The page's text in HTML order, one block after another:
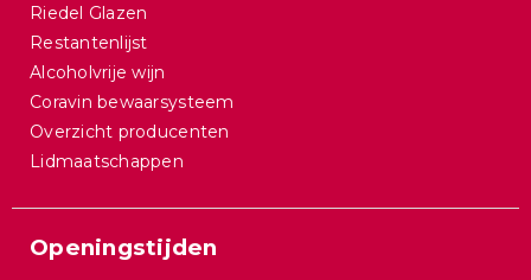
Riedel Glazen
Restantenlijst
Alcoholvrije wijn
Coravin bewaarsysteem
Overzicht producenten
Lidmaatschappen
Openingstijden